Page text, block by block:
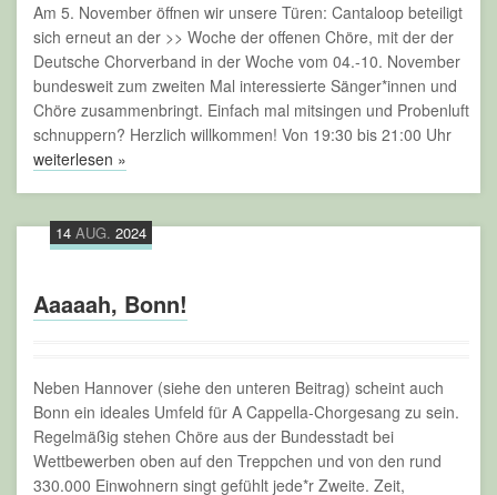
Am 5. November öffnen wir unsere Türen: Cantaloop beteiligt
sich erneut an der >> Woche der offenen Chöre, mit der der
Deutsche Chorverband in der Woche vom 04.-10. November
bundesweit zum zweiten Mal interessierte Sänger*innen und
Chöre zusammenbringt. Einfach mal mitsingen und Probenluft
schnuppern? Herzlich willkommen! Von 19:30 bis 21:00 Uhr
weiterlesen »
14 AUG. 2024
Aaaaah, Bonn!
Neben Hannover (siehe den unteren Beitrag) scheint auch
Bonn ein ideales Umfeld für A Cappella-Chorgesang zu sein.
Regelmäßig stehen Chöre aus der Bundesstadt bei
Wettbewerben oben auf den Treppchen und von den rund
330.000 Einwohnern singt gefühlt jede*r Zweite. Zeit,